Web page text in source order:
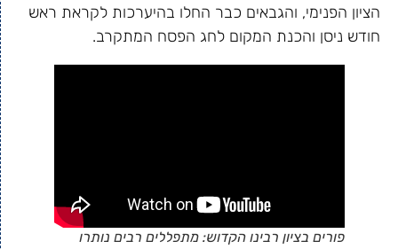
הציון הפנימי, והגבאים כבר החלו בהיערכות לקראת ראש
חודש ניסן והכנת המקום לחג הפסח המתקרב.
פורים בציון רבינו הקדוש: מתפללים רבים נותרו